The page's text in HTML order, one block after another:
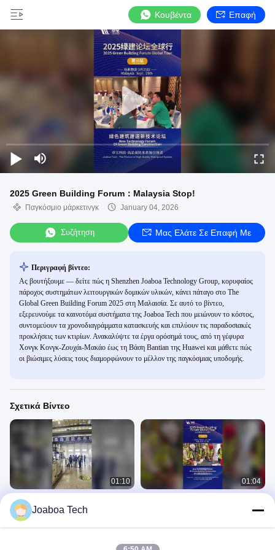
Κουβέντα Επαφή
2025 Green Building Forum：Malaysia Stop!
Παγκόσμιο μάρκετινγκ January 04, 2026
Συζήτηση Μας Ελάτε Σε Επαφή Με
Περιγραφή βίντεο:
Ας βουτήξουμε — δείτε πώς η Shenzhen Joaboa Technology Group, κορυφαίος
πάροχος συστημάτων λειτουργικών δομικών υλικών, κάνει πάταγο στο The
Global Green Building Forum 2025 στη Μαλαισία. Σε αυτό το βίντεο,
εξερευνούμε τα καινοτόμα συστήματα της Joaboa Tech που μειώνουν το κόστος,
συντομεύουν τα χρονοδιαγράμματα κατασκευής και επιλύουν τις παραδοσιακές
προκλήσεις των κτιρίων. Ανακαλύψτε τα έργα ορόσημά τους, από τη γέφυρα
Χονγκ Κονγκ-Ζουχάι-Μακάο έως τη Βάση Bantian της Huawei και μάθετε πώς
οι βιώσιμες λύσεις τους διαμορφώνουν το μέλλον της παγκόσμιας υποδομής.
Σχετικά Βίντεο
01:10
Στιγμές εκπαίδευσης από το πρώτο
μας Πρόγραμμα Εξουσιοδοτημένων
Εφαρμογών στο εξωτερικό!
Παγκόσμιο Μάρκετινγκ
01:04
το κέντρο καινοτομίας της Joaboa
Joaboa Tech